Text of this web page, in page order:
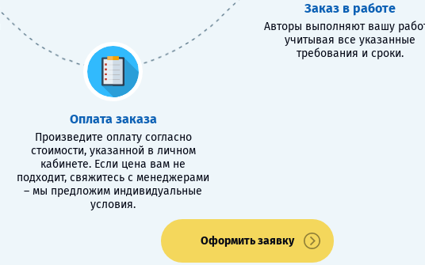
Оплата заказа
Произведите оплату согласно
стоимости, указанной в личном
кабинете. Если цена вам не
подходит, свяжитесь с менеджерами
– мы предложим индивидуальные
условия.
Заказ в работе
Авторы выполняют вашу
учитывая все указанные
требования и сроки.
Оформить заявку